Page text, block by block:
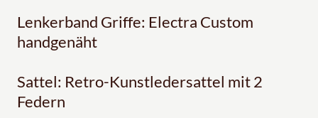
Lenkerband Griffe: Electra Custom
handgenäht
Sattel: Retro-Kunstledersattel mit 2
Federn